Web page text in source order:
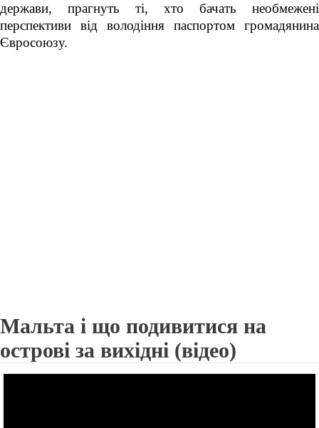
держави, прагнуть ті, хто бачать необмежені
перспективи від володіння паспортом громадянина
Євросоюзу.
Мальта і що подивитися на
острові за вихідні (відео)